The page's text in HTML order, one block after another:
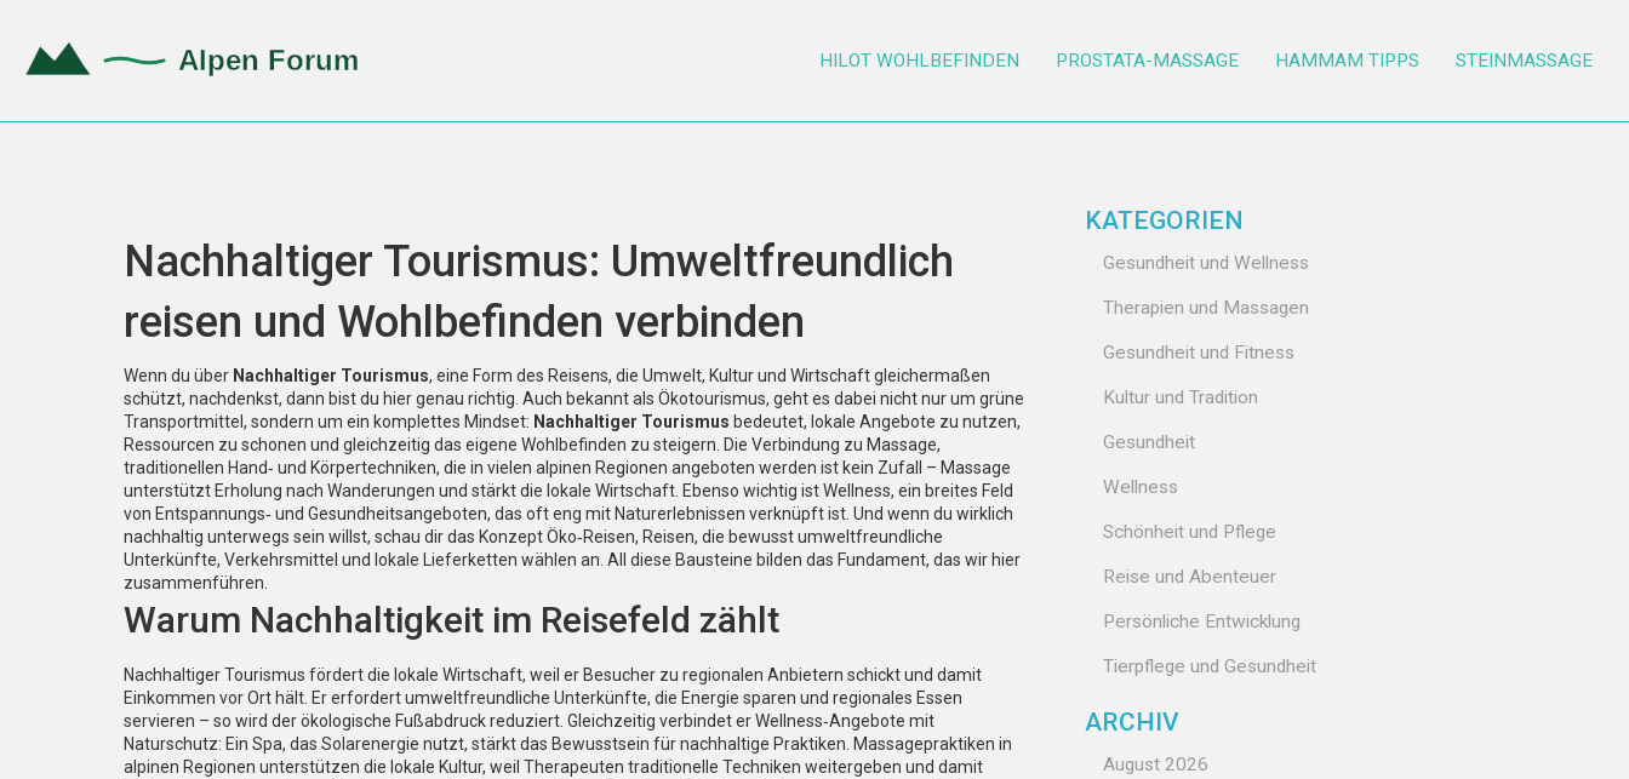
HILOT WOHLBEFINDEN PROSTATA-MASSAGE HAMMAM TIPPS STEINMASSAGE
Nachhaltiger Tourismus: Umweltfreundlich
reisen und Wohlbefinden verbinden
Wenn du über Nachhaltiger Tourismus, eine Form des Reisens, die Umwelt, Kultur und Wirtschaft gleichermaßen
schützt, nachdenkst, dann bist du hier genau richtig. Auch bekannt als Ökotourismus, geht es dabei nicht nur um grüne
Transportmittel, sondern um ein komplettes Mindset: Nachhaltiger Tourismus bedeutet, lokale Angebote zu nutzen,
Ressourcen zu schonen und gleichzeitig das eigene Wohlbefinden zu steigern. Die Verbindung zu Massage,
traditionellen Hand‑ und Körpertechniken, die in vielen alpinen Regionen angeboten werden ist kein Zufall – Massage
unterstützt Erholung nach Wanderungen und stärkt die lokale Wirtschaft. Ebenso wichtig istWellness, ein breites Feld
von Entspannungs‑ und Gesundheitsangeboten, das oft eng mit Naturerlebnissen verknüpft ist . Und wenn du wirklich
nachhaltig unterwegs sein willst, schau dir das KonzeptÖko‑Reisen, Reisen, die bewusst umweltfreundliche
Unterkünfte, Verkehrsmittel und lokale Lieferketten wählen an. All diese Bausteine bilden das Fundament, das wir hier
zusammenführen.
Warum Nachhaltigkeit im Reisefeld zählt
Nachhaltiger Tourismus fördert die lokale Wirtschaft, weil er Besucher zu regionalen Anbietern schickt und damit
Einkommen vor Ort hält. Er erfordert umweltfreundliche Unterkünfte, die Energie sparen und regionales Essen
servieren – so wird der ökologische Fußabdruck reduziert. Gleichzeitig verbindet er Wellness‑Angebote mit
Naturschutz: Ein Spa, das Solarenergie nutzt, stärkt das Bewusstsein für nachhaltige Praktiken. Massagepraktiken in
alpinen Regionen unterstützen die lokale Kultur, weil Therapeuten traditionelle Techniken weitergeben und damit
KATEGORIEN
Gesundheit und Wellness
Therapien und Massagen
Gesundheit und Fitness
Kultur und Tradition
Gesundheit
Wellness
Schönheit und Pflege
Reise und Abenteuer
Persönliche Entwicklung
Tierpflege und Gesundheit
ARCHIV
August 2026